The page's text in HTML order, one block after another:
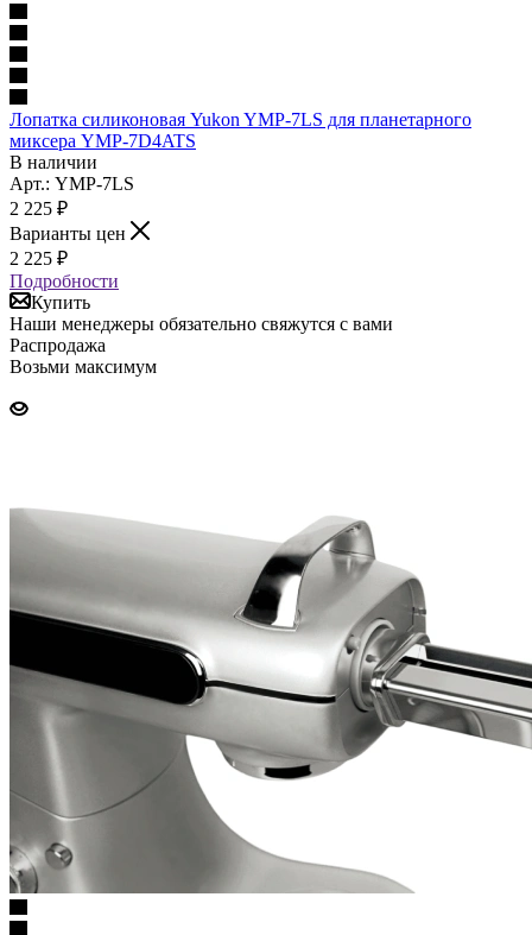
Лопатка силиконовая Yukon YMP-7LS для планетарного
миксера YMP-7D4ATS
В наличии
Арт.: YMP-7LS
2 225 ₽
Варианты цен
2 225 ₽
Подробности
Купить
Наши менеджеры обязательно свяжутся с вами
Распродажа
Возьми максимум